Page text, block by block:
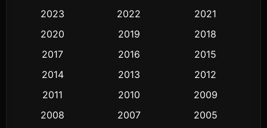
Classic หนังคลาสสิก
Comedy ตลก 445
Crime อาชญากรรม 518
2023
2022
2021
2020
2019
2018
2017
2016
2015
2014
2013
2012
2011
2010
2009
2008
2007
2005